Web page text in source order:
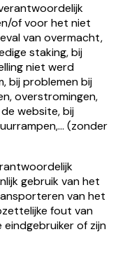
of voor het niet
van overmacht,
staking, bij
niet werd
bij problemen bij
overstromingen,
website, bij
(zonder
gebruik van het
van het
fout van
of zijn